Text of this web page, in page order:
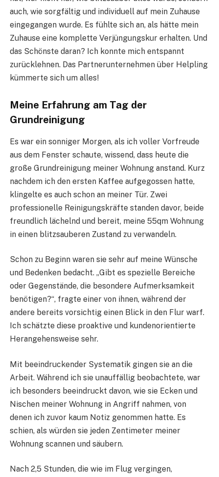
auch, wie sorgfältig und individuell auf mein Zuhause
eingegangen wurde. Es fühlte sich an, als hätte mein
Zuhause eine komplette Verjüngungskur erhalten. Und
das Schönste daran? Ich konnte mich entspannt
zurücklehnen. Das Partnerunternehmen über Helpling
kümmerte sich um alles!
Meine Erfahrung am Tag der
Grundreinigung
Es war ein sonniger Morgen, als ich voller Vorfreude
aus dem Fenster schaute, wissend, dass heute die
große Grundreinigung meiner Wohnung anstand. Kurz
nachdem ich den ersten Kaffee aufgegossen hatte,
klingelte es auch schon an meiner Tür. Zwei
professionelle Reinigungskräfte standen davor, beide
freundlich lächelnd und bereit, meine 55qm Wohnung
in einen blitzsauberen Zustand zu verwandeln.
Schon zu Beginn waren sie sehr auf meine Wünsche
und Bedenken bedacht. „Gibt es spezielle Bereiche
oder Gegenstände, die besondere Aufmerksamkeit
benötigen?“, fragte einer von ihnen, während der
andere bereits vorsichtig einen Blick in den Flur warf.
Ich schätzte diese proaktive und kundenorientierte
Herangehensweise sehr.
Mit beeindruckender Systematik gingen sie an die
Arbeit. Während ich sie unauffällig beobachtete, war
ich besonders beeindruckt davon, wie sie Ecken und
Nischen meiner Wohnung in Angriff nahmen, von
denen ich zuvor kaum Notiz genommen hatte. Es
schien, als würden sie jeden Zentimeter meiner
Wohnung scannen und säubern.
Nach 2,5 Stunden, die wie im Flug vergingen,